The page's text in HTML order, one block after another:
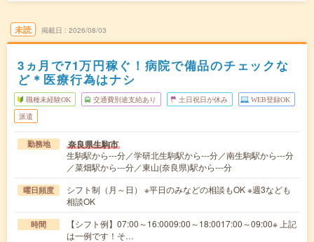
未読 掲載日 2026/08/03
3ヵ月で71万円稼ぐ！病院で備品のチェックな
ど＊医療行為はナシ
職種未経験OK 交通費別途支給あり 土日祝日が休み WEB登録OK
派遣
勤務地 奈良県生駒市
生駒駅から---分／学研北生駒駅から---分／南生駒駅から---分
／菜畑駅から---分／東山(奈良県)駅から---分
曜日頻度
シフト制（月～日） ※平日のみなどの相談もOK ※週3なども
相談OK
時間
【シフト例】07:00～16:0009:00～18:0017:00～09:00※ 上記
は一例です！そ…